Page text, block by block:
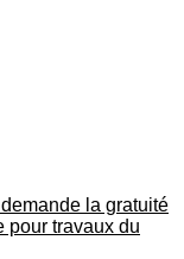
la gratuité
pour travaux du